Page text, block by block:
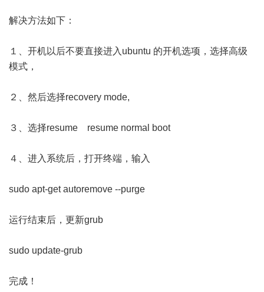
解决方法如下：
１、开机以后不要直接进入ubuntu 的开机选项，选择高级
模式，
２、然后选择recovery mode,
３、选择resume resume normal boot
４、进入系统后，打开终端，输入
sudo apt-get autoremove --purge
运行结束后，更新grub
sudo update-grub
完成！